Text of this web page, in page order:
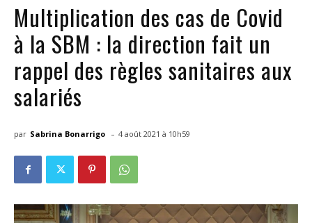
Multiplication des cas de Covid
à la SBM : la direction fait un
rappel des règles sanitaires aux
salariés
par Sabrina Bonarrigo - 4 août 2021 à 10h59